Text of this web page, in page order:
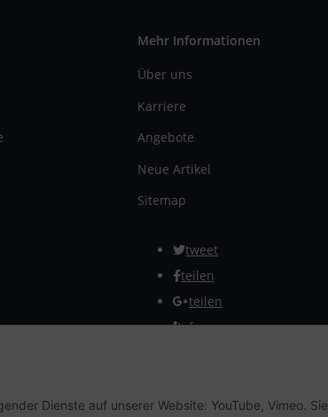
Mehr Informationen
Über uns
Karriere
Angebote
Neue Artikel
Sitemap
tweet
teilen
teilen
Info
Vertrag widerrufen
Dienste auf unserer Website: YouTube, Vimeo. Sie